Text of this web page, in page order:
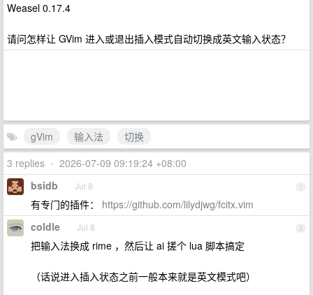
Weasel 0.17.4
请问怎样让 GVim 进入或退出插入模式自动切换成英文输入状态？
gVim 输入法
切换
3 replies • 2026-07-09 09:19:24 +08:00
1
bsidb Jul 8
有专门的插件： https://github.com/lilydjwg/fcitx.vim
2
coldle Jul 8
把输入法换成 rime ，然后让 ai 搓个 lua 脚本搞定
（话说进入插入状态之前一般本来就是英文模式吧）